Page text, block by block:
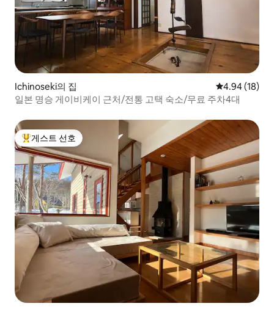
Ichinoseki의 집 평점 4.94점(5
4.94 (18)
일본 명승 게이비케이 근처/전통 고택 숙소/무료 주차4대
상위 게스트 선호
게스트 선호